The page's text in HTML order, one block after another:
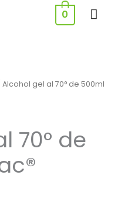
0
Alcohol gel al 70° de 500ml
70° de